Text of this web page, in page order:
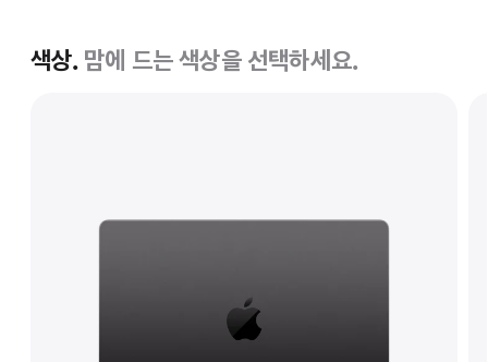
색상. 맘에 드는 색상을 선택하세요.